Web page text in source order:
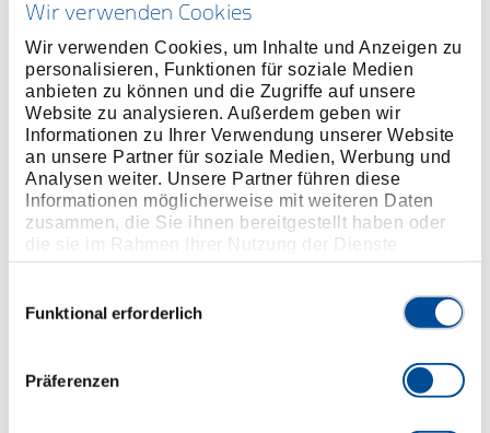
Wir verwenden Cookies
Wir verwenden Cookies, um Inhalte und Anzeigen zu
personalisieren, Funktionen für soziale Medien
anbieten zu können und die Zugriffe auf unsere
Website zu analysieren. Außerdem geben wir
Informationen zu Ihrer Verwendung unserer Website
an unsere Partner für soziale Medien, Werbung und
Analysen weiter. Unsere Partner führen diese
Informationen möglicherweise mit weiteren Daten
zusammen, die Sie ihnen bereitgestellt haben oder
die sie im Rahmen Ihrer Nutzung der Dienste
gesammelt haben. Unsere vollständige
Funktional erforderlich
Präferenzen
HÄNDLER FINDEN
Produktlinie EAN 4010886665831
Produktbeschreibung
Mit Vierkantantrieb nach DIN 3121, ISO 1174, Form
F und H
GEDORE Sonderstahl, manganphosphatiert